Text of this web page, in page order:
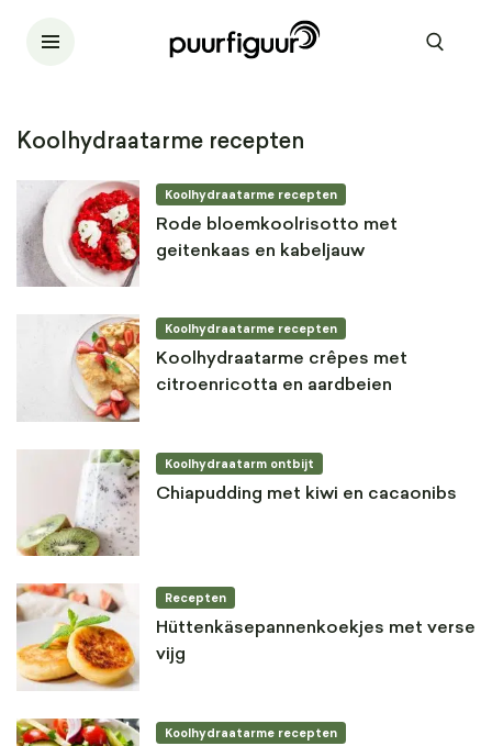
Koolhydraatarme recepten
Koolhydraatarme recepten
Rode bloemkoolrisotto met
geitenkaas en kabeljauw
Koolhydraatarme recepten
Koolhydraatarme crêpes met
citroenricotta en aardbeien
Koolhydraatarm ontbijt
Chiapudding met kiwi en cacaonibs
Recepten
Hüttenkäsepannenkoekjes met verse
vijg
Koolhydraatarme recepten